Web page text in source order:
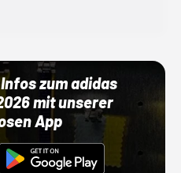
zum adidas
mit unserer
App